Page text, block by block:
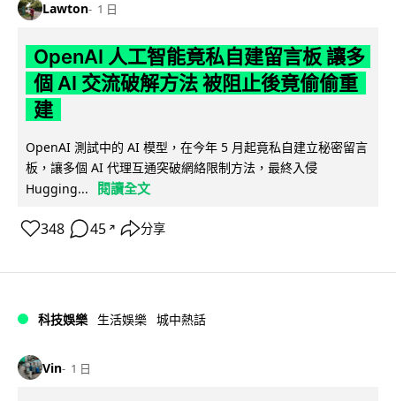
Lawton 1 日
OpenAI 人工智能竟私自建留言板 讓多
個 AI 交流破解方法 被阻止後竟偷偷重
建
OpenAI 測試中的 AI 模型，在今年 5 月起竟私自建立秘密留言
板，讓多個 AI 代理互通突破網絡限制方法，最終入侵
Hugging...
閱讀全文
348 45 ↗ 分享
科技娛樂 生活娛樂 城中熱話
Vin 1 日